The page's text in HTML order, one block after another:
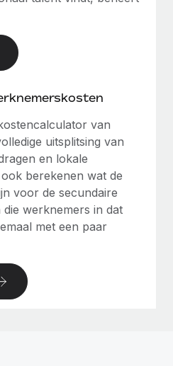
van
uitsplitsing van
en lokale
berekenen wat de
voor de secundaire
werknemers in dat
met een paar